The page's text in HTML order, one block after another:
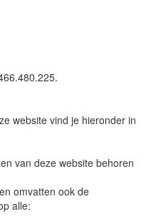
website vind je hieronder in
van deze website behoren
omvatten ook de
alle: